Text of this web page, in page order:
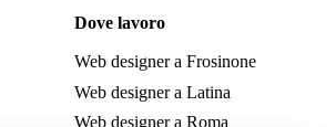
Dove lavoro
Web designer a Frosinone
Web designer a Latina
Web designer a Roma